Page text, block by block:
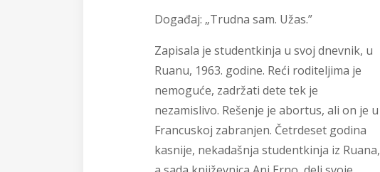
Događaj: „Trudna sam. Užas.”
Zapisala je studentkinja u svoj dnevnik, u
Ruanu, 1963. godine. Reći roditeljima je
nemoguće, zadržati dete tek je
nezamislivo. Rešenje je abortus, ali on je u
Francuskoj zabranjen. Četrdeset godina
kasnije, nekadašnja studentkinja iz Ruana,